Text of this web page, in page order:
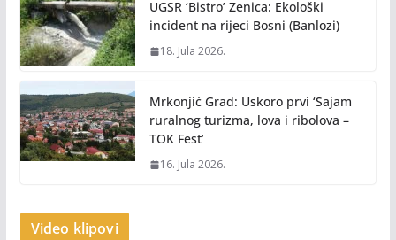
UGSR ‘Bistro’ Zenica: Ekološki
incident na rijeci Bosni (Banlozi)
18. Jula 2026.
Mrkonjić Grad: Uskoro prvi ‘Sajam
ruralnog turizma, lova i ribolova –
TOK Fest’
16. Jula 2026.
Video klipovi